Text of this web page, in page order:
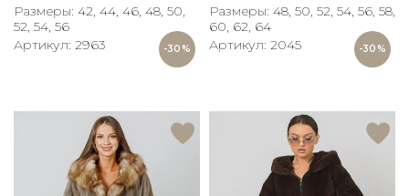
-30%
Размеры: 42, 44, 46, 48, 50,
52, 54, 56
Артикул: 2963
-30%
Размеры: 48, 50, 52, 54, 56, 58,
60, 62, 64
Артикул: 2045